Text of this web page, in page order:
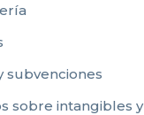
subvenciones
sobre intangibles y